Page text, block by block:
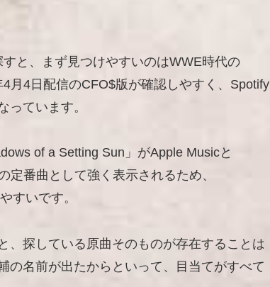
と、まず見つけやすいのはWWE時代の
月4日配信のCFO$版が確認しやすく、Spotify
っています。
of a Setting Sun」がApple Musicと
番曲として強く表示されるため、
すいです。
、探している原曲そのものが存在することは
の名前が出たからといって、目当てがすべて